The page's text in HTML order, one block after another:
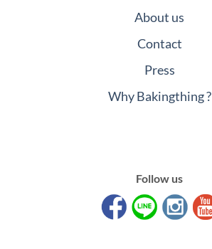
About us
Contact
Press
Why Bakingthing ?
Follow us